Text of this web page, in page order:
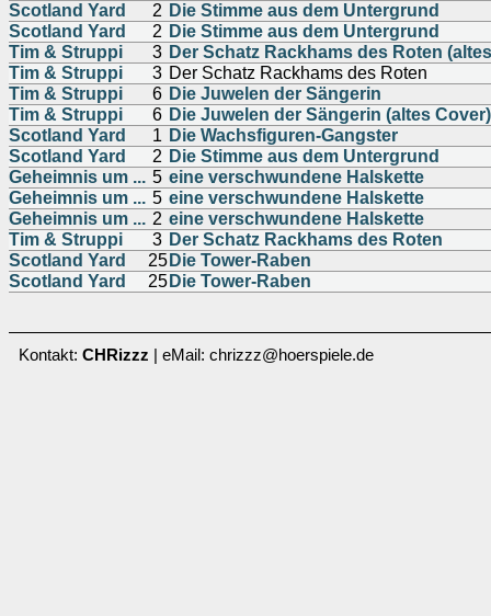
Scotland Yard
2 Die Stimme aus dem Untergrund
Scotland Yard
2 Die Stimme aus dem Untergrund
Tim & Struppi
3 Der Schatz Rackhams des Roten
Tim & Struppi
3 Der Schatz Rackhams des Roten
Tim & Struppi
6 Die Juwelen der Sängerin
Tim & Struppi
6 Die Juwelen der Sängerin (altes Cover)
Scotland Yard
1 Die Wachsfiguren-Gangster
Scotland Yard
2 Die Stimme aus dem Untergrund
Geheimnis um ... 5 eine verschwundene Halskette
Geheimnis um ... 5 eine verschwundene Halskette
Geheimnis um ... 2 eine verschwundene Halskette
Tim & Struppi
3 Der Schatz Rackhams des Roten
Scotland Yard
25 Die Tower-Raben
Scotland Yard
25 Die Tower-Raben
Kontakt: CHRizzz | eMail: chrizzz@hoerspiele.de